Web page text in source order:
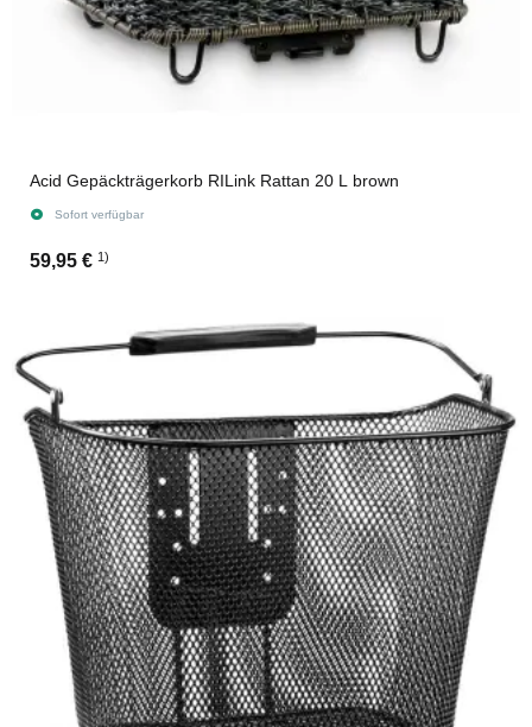
Acid Gepäckträgerkorb RILink Rattan 20 L brown
Sofort verfügbar
59,95 € 1)